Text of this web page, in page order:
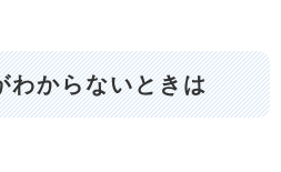
わからないときは